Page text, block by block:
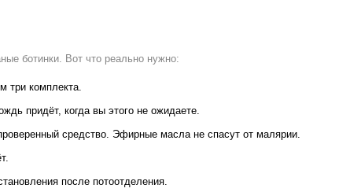
ботинки. Вот что реально нужно:
три комплекта.
придёт, когда вы этого не ожидаете.
средство. Эфирные масла не спасут от малярии.
после потоотделения.